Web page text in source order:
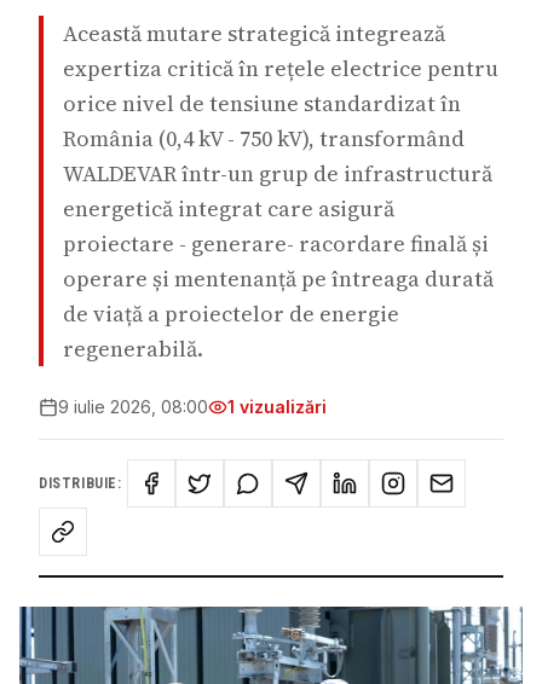
Această mutare strategică integrează
expertiza critică în rețele electrice pentru
orice nivel de tensiune standardizat în
România (0,4 kV - 750 kV), transformând
WALDEVAR într-un grup de infrastructură
energetică integrat care asigură
proiectare - generare- racordare finală și
operare și mentenanță pe întreaga durată
de viață a proiectelor de energie
regenerabilă.
9 iulie 2026, 08:00 1 vizualizări
DISTRIBUIE: